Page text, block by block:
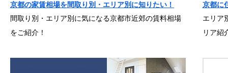
京都の家賃相場を間取り別・エリア別に知りたい！
間取り別・エリア別に気になる京都市近郊の賃料相場
をご紹介！
京都に
エリア
リア紹